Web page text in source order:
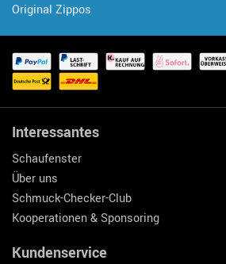
Original Zippos
Interessantes
Schaufenster
Über uns
Schmuck-Checker-Club
Kooperationen & Sponsoring
Kundenservice